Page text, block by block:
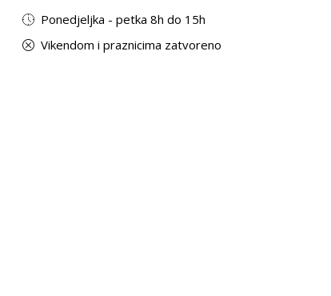
Ponedjeljka - petka 8h do 15h
Vikendom i praznicima zatvoreno